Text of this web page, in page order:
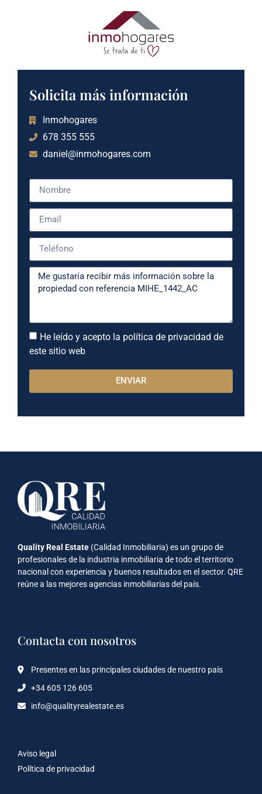
Solicita más información
Inmohogares
678 355 555
daniel@inmohogares.com
He leído y acepto la política de privacidad de
este sitio web
ENVIAR
Quality Real Estate (Calidad Inmobiliaria) es un grupo de
profesionales de la industria inmobiliaria de todo el territorio
nacional con experiencia y buenos resultados en el sector. QRE
reúne a las mejores agencias inmobiliarias del país.
Contacta con nosotros
Presentes en las principales ciudades de nuestro país
+34 605 126 605
info@qualityrealestate.es
Aviso legal
Política de privacidad